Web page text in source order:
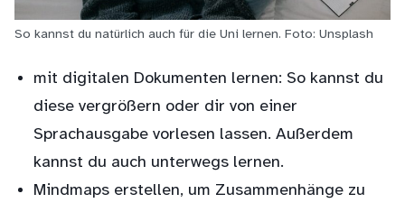
So kannst du natürlich auch für die Uni lernen. Foto: Unsplash
mit digitalen Dokumenten lernen: So kannst du
diese vergrößern oder dir von einer
Sprachausgabe vorlesen lassen. Außerdem
kannst du auch unterwegs lernen.
Mindmaps erstellen, um Zusammenhänge zu